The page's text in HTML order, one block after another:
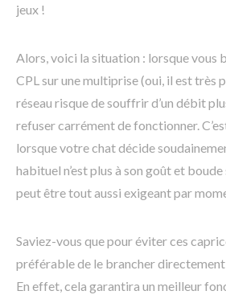
jeux !
Alors, voici la situation : lorsque vous
CPL sur une multiprise (oui, il est très
réseau risque de souffrir d’un débit
refuser carrément de fonctionner.
lorsque votre chat décide
habituel n’est plus à son goût et boude
peut être tout aussi exigeant par
Saviez-vous que pour éviter ces
préférable de le brancher directement
En effet, cela garantira un meilleur